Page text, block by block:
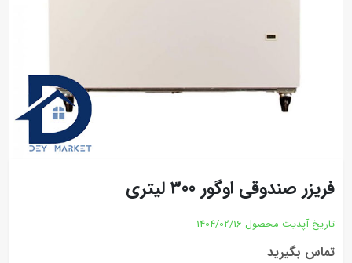
فریزر صندوقی اوگور 300 لیتری
تاریخ آپدیت محصول 1404/02/16
تماس بگیرید